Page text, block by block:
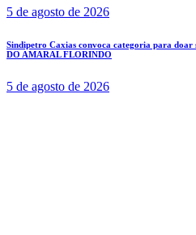
5 de agosto de 2026
Sindipetro Caxias convoca categoria para
DO AMARAL FLORINDO
5 de agosto de 2026